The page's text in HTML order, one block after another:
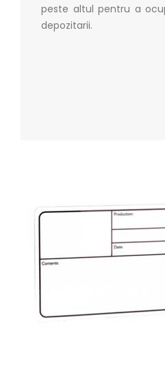
peste altul pentru a
depozitarii.